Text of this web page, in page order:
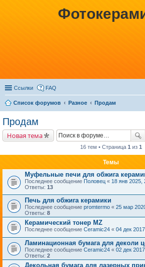
Ссылки FAQ
Список форумов Разное
Продам
Продам
Новая тема
16 тем • Страница 1 из 1
Темы
Муфельные печи для обжига
Последнее сообщение Половец « 18 янв 2025,
Ответы: 13
Печь для обжига керамики
Последнее сообщение promtermo « 25 мар
Ответы: 8
Керамический тонер MZ
Последнее сообщение Ceramic24 « 04 дек
Ламинационная бумага для деколи
Последнее сообщение Ceramic24 « 02 дек
Ответы: 2
Декольная бумага для лазерных